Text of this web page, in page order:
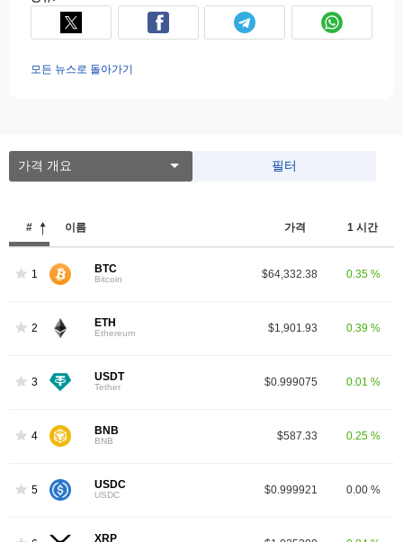
모든 뉴스로 돌아가기
가격 개요 필터
# 이름 가격 1 시간
1 BTC
Bitcoin $64,332.38 0.35 %
2 ETH
Ethereum $1,901.93 0.39 %
3 USDT
Tether $0.999075 0.01 %
4 BNB
BNB $587.33 0.25 %
5 USDC
USDC $0.999921 0.00 %
XRP